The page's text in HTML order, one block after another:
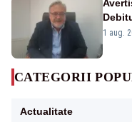
1 aug.
CATEGORII
Actualitate